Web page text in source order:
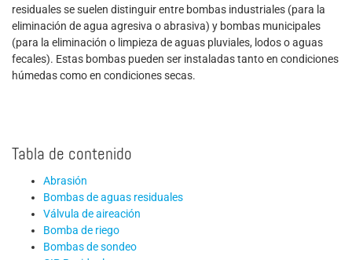
residuales se suelen distinguir entre bombas industriales (para la
eliminación de agua agresiva o abrasiva) y bombas municipales
(para la eliminación o limpieza de aguas pluviales, lodos o aguas
fecales). Estas bombas pueden ser instaladas tanto en condiciones
húmedas como en condiciones secas.
Tabla de contenido
Abrasión
Bombas de aguas residuales
Válvula de aireación
Bomba de riego
Bombas de sondeo